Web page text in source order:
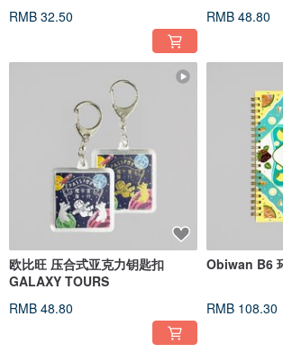
RMB 32.50
RMB 48.80
欧比旺 压合式亚克力钥匙扣
GALAXY TOURS
RMB 48.80
Obiwan B6
RMB 108.30